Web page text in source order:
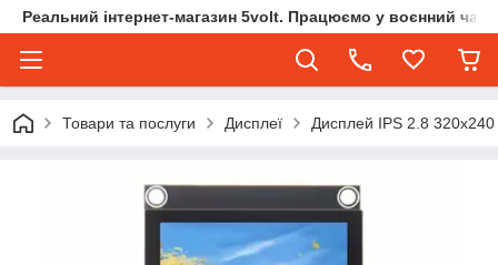
Реальний інтернет-магазин 5volt. Працюємо у воєнний
Товари та послуги Дисплеї Дисплей IPS 2.8